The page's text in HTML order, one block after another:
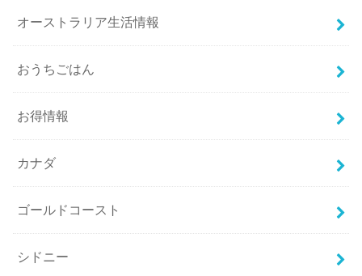
オーストラリア生活情報
おうちごはん
お得情報
カナダ
ゴールドコースト
シドニー